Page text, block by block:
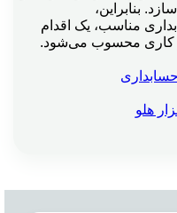
بنابراین،
مناسب، یک اقدام
کاری محسوب می‌شود.
هلو